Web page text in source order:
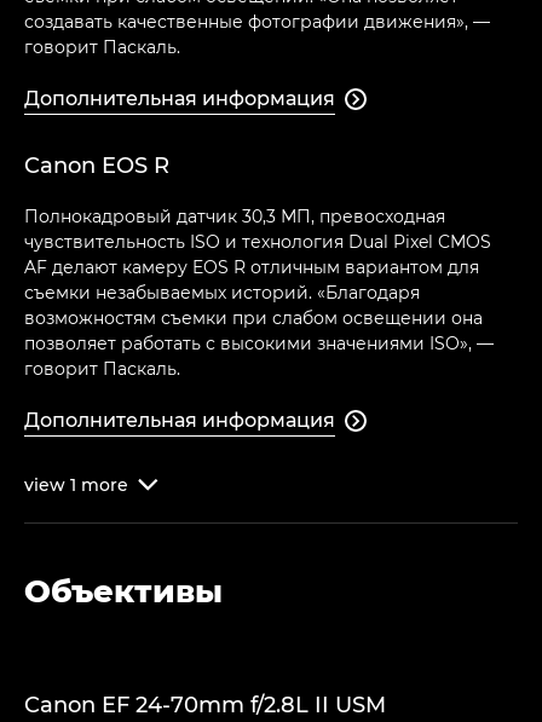
создавать качественные фотографии движения», —
говорит Паскаль.
Дополнительная информация 
Canon EOS R
Полнокадровый датчик 30,3 МП, превосходная
чувствительность ISO и технология Dual Pixel CMOS
AF делают камеру EOS R отличным вариантом для
съемки незабываемых историй. «Благодаря
возможностям съемки при слабом освещении она
позволяет работать с высокими значениями ISO», —
говорит Паскаль.
Дополнительная информация 
view 1 more 
Объективы
Canon EF 24-70mm f/2.8L II USM